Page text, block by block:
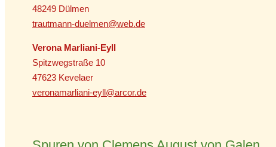
48249 Dülmen
trautmann-duelmen@web.de
Verona Marliani-Eyll
Spitzwegstraße 10
47623 Kevelaer
veronamarliani-eyll@arcor.de